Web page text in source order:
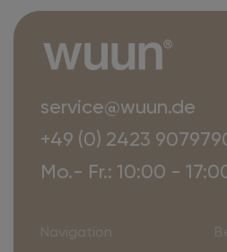
service@wuun.de
+49 (0) 2423
Mo.- Fr.: 10:00 -